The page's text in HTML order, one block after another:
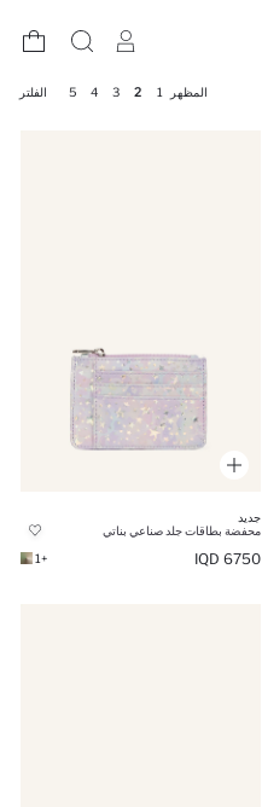
المظهر 1
2
3
4
5 الفلتر
جديد
محفضة بطاقات جلد صناعي بناتي
6750 IQD
+1